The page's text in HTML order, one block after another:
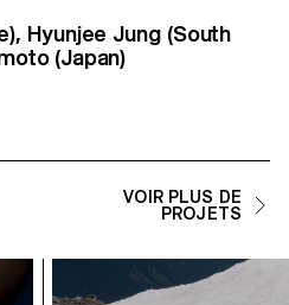
Hyunjee Jung (South
(Japan)
VOIR PLUS DE
PROJETS